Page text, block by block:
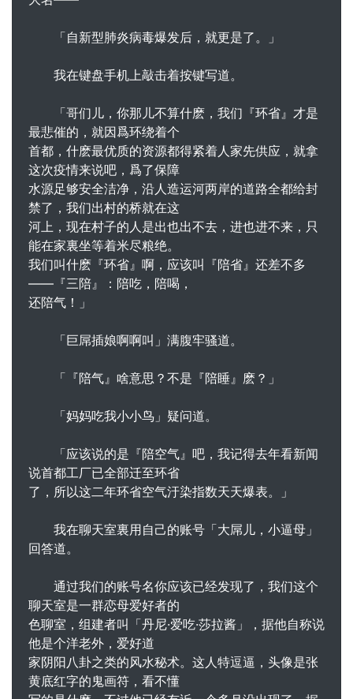
「自新型肺炎病毒爆发后，就更是了。」
我在键盘手机上敲击着按键写道。
「哥们儿，你那儿不算什麽，我们『环省』才是
最悲催的，就因爲环绕着个
首都，什麽最优质的资源都得紧着人家先供应，就拿
这次疫情来说吧，爲了保障
水源足够安全洁净，沿人造运河两岸的道路全都给封
禁了，我们出村的桥就在这
河上，现在村子的人是出也出不去，进也进不来，只
能在家裏坐等着米尽粮绝。
我们叫什麽『环省』啊，应该叫『陪省』还差不多
――『三陪』：陪吃，陪喝，
还陪气！」
「巨屌插娘啊啊叫」满腹牢骚道。
「『陪气』啥意思？不是『陪睡』麽？」
「妈妈吃我小小鸟」疑问道。
「应该说的是『陪空气』吧，我记得去年看新闻
说首都工厂已全部迁至环省
了，所以这二年环省空气汙染指数天天爆表。」
我在聊天室裏用自己的账号「大屌儿，小逼母」
回答道。
通过我们的账号名你应该已经发现了，我们这个
聊天室是一群恋母爱好者的
色聊室，组建者叫「丹尼·爱吃·莎拉酱」，据他自称说
他是个洋老外，爱好道
家阴阳八卦之类的风水秘术。这人特逗逼，头像是张
黄底红字的鬼画符，看不懂